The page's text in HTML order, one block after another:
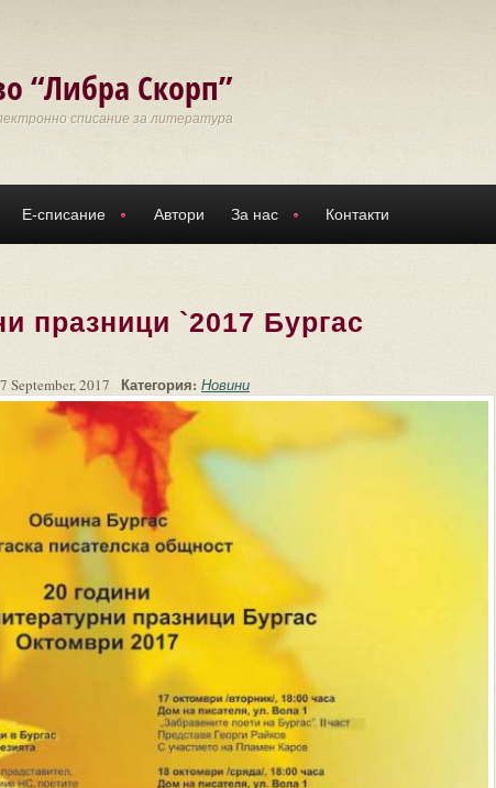
“Либра Скорп”
списание за литература
Е-списание Автори За нас Контакти
празници `2017 Бургас
September, 2017 Категория: Новини